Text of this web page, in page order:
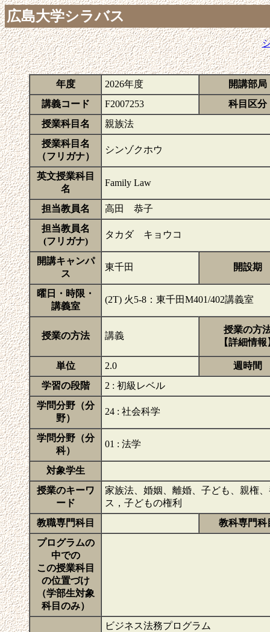
広島大学シラバス
年度 2026年度
開講部局
講義コード
F2007253
科目区分
授業科目名
親族法
授業科目名
（フリガナ）
シンゾクホウ
英文授業科目
名
Family Law
担当教員名
高田 恭子
担当教員名
(フリガナ)
タカダ キョウコ
開講キャンパ
ス
東千田 開設期
曜日・時限・
講義室
(2T) 火5-8：東千田M401/402講義室
授業の方法 講義
授業の方
【詳細情報
単位 2.0
週時間
学習の段階
2 : 初級レベル
学問分野（分
野）
24 : 社会科学
学問分野（分
科）
01 : 法学
対象学生
授業のキーワ
ード
家族法、婚姻、離婚、子ども、親権
ス，子どもの権利
教職専門科目
教科専門科
プログラムの
中での
この授業科目
の位置づけ
（学部生対象
科目のみ）
ビジネス法務プログラム